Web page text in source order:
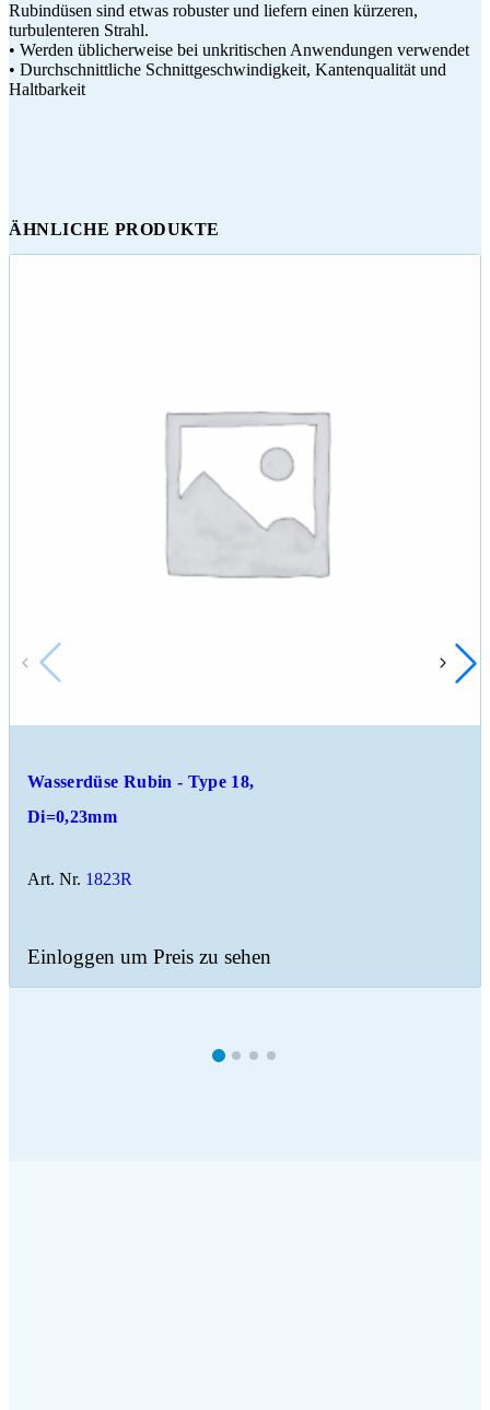
Rubindüsen sind etwas robuster und liefern einen kürzeren,
turbulenteren Strahl.
• Werden üblicherweise bei unkritischen Anwendungen verwendet
• Durchschnittliche Schnittgeschwindigkeit, Kantenqualität und
Haltbarkeit
ÄHNLICHE PRODUKTE
Wasserdüse Rubin - Type 18,
Di=0,23mm
Art. Nr. 1823R
Einloggen um Preis zu sehen